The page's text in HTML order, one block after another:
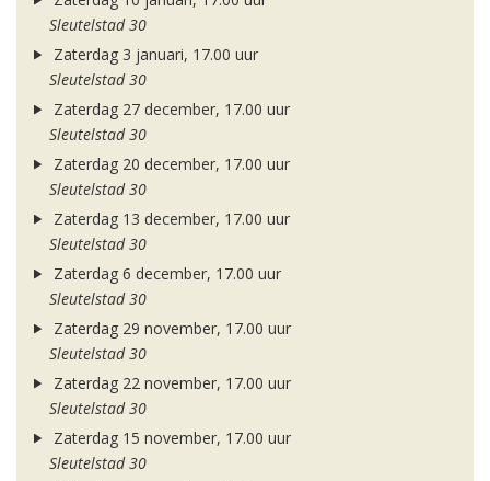
Sleutelstad 30
Zaterdag 3 januari, 17.00 uur
Sleutelstad 30
Zaterdag 27 december, 17.00 uur
Sleutelstad 30
Zaterdag 20 december, 17.00 uur
Sleutelstad 30
Zaterdag 13 december, 17.00 uur
Sleutelstad 30
Zaterdag 6 december, 17.00 uur
Sleutelstad 30
Zaterdag 29 november, 17.00 uur
Sleutelstad 30
Zaterdag 22 november, 17.00 uur
Sleutelstad 30
Zaterdag 15 november, 17.00 uur
Sleutelstad 30